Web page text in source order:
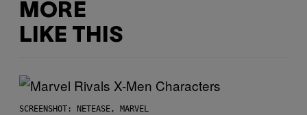
MORE
LIKE THIS
SCREENSHOT: NETEASE, MARVEL